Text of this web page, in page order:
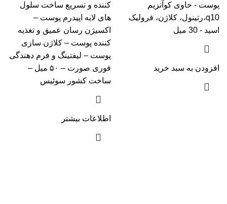
پوست - حاوی کوآنزیم
q10،رتینول، کلاژن، فرولیک
اسید - 30 میل
افزودن به سبد خرید
کننده و تسریع ساخت سلول
های لایه اپیدرم پوست –
اکسیژن رسان عمیق و تغذیه
کننده پوست – کلاژن سازی
پوست – لیفتینگ و فرم دهندگی
فوری صورت – ۵۰ میل –
ساخت کشور سوئیس
اطلاعات بیشتر